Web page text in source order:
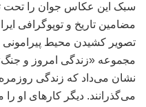
سبک این عکاس جوان را تحت
مضامین تاریخ و توپوگرافی
تصویر کشیدن محیط پیرامونی
نشان می‌داد که زندگی
می‌گذرانند. دیگر کارهای او را